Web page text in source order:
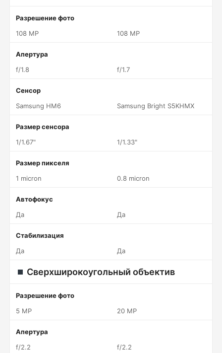
Разрешение фото
108 MP
108 MP
Апертура
f/1.8
f/1.7
Сенсор
Samsung HM6
Samsung Bright S5KHMX
Размер сенсора
1/1.67"
1/1.33"
Размер пикселя
1 micron
0.8 micron
Автофокус
Да
Да
Стабилизация
Да
Да
Сверхширокоугольный объектив
Разрешение фото
5 MP
20 MP
Апертура
f/2.2
f/2.2